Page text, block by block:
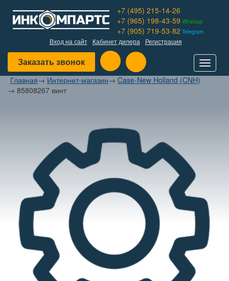
+7 (495) 215-14-26
+7 (965) 198-43-59 Whatsap
+7 (905) 719-53-82 Telegram
Вход на сайт Кабинет дилера Регистрация
Заказать звонок
Toggle
Главная→ Интернет-магазин→ Case-New Holland (CNH)
→ 85808267 винт